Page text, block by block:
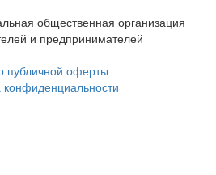
общественная организация
и предпринимателей
публичной оферты
конфиденциальности